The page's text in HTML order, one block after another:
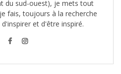
du sud-ouest), je mets tout
fais, toujours à la recherche
et d'être inspiré.